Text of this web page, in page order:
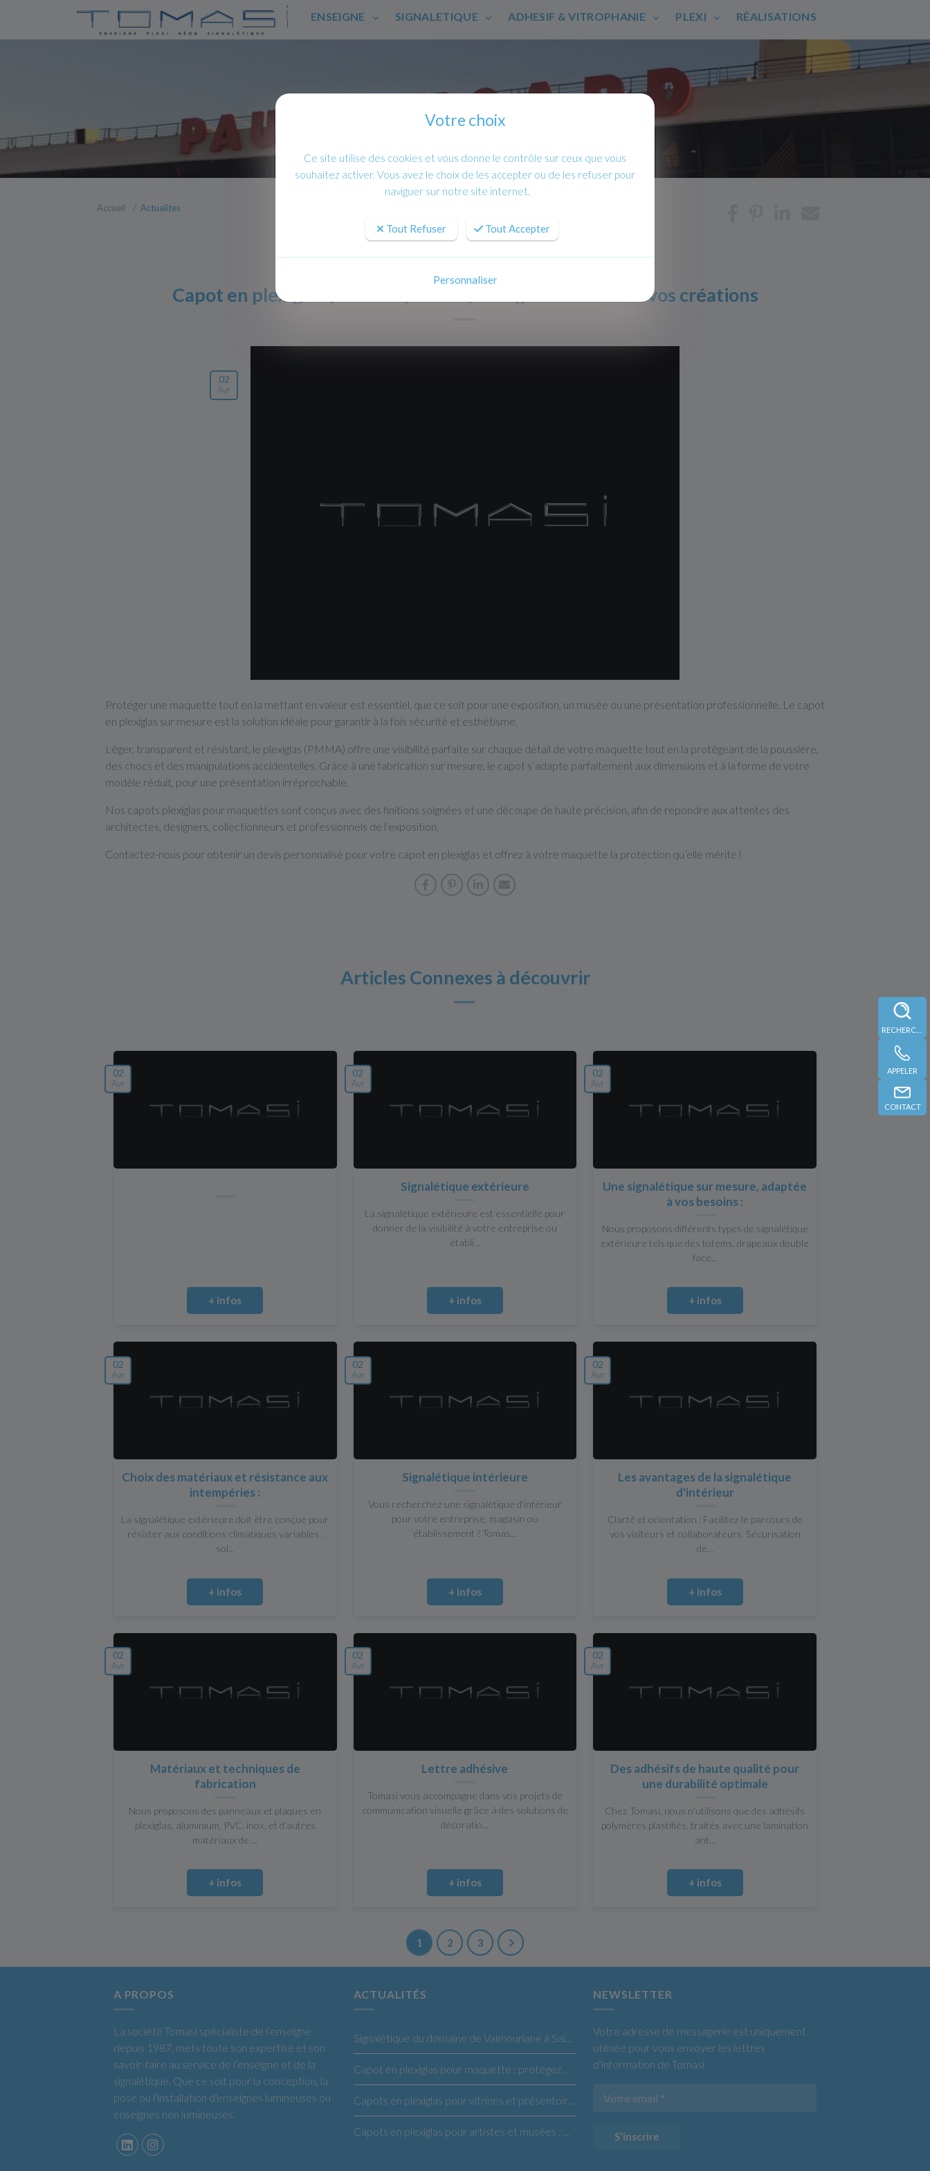
ENSEIGNE SIGNALETIQUE ADHESIF & VITROPHANIE PLEXI RÉALISATIONS
APPELER
CONTACT
Accueil Actualites
Capot en plexiglas pour maquette : protégez et sublimez vos créations
02
Avr
Protéger une maquette tout en la mettant en valeur est essentiel, que ce soit pour une exposition, un musée ou une présentation professionnelle. Le capot
en plexiglas sur mesure est la solution idéale pour garantir à la fois sécurité et esthétisme.
Léger, transparent et résistant, le plexiglas (PMMA) offre une visibilité parfaite sur chaque détail de votre maquette tout en la protégeant de la poussière,
des chocs et des manipulations accidentelles. Grâce à une fabrication sur mesure, le capot s’adapte parfaitement aux dimensions et à la forme de votre
modèle réduit, pour une présentation irréprochable.
Nos capots plexiglas pour maquettes sont conçus avec des finitions soignées et une découpe de haute précision, afin de répondre aux attentes des
architectes, designers, collectionneurs et professionnels de l’exposition.
Contactez-nous pour obtenir un devis personnalisé pour votre capot en plexiglas et offrez à votre maquette la protection qu’elle mérite !
Articles Connexes à découvrir
02
Avr
+ infos
02
Avr
Signalétique extérieure
La signalétique extérieure est essentielle pour
donner de la visibilité à votre entreprise ou
établi...
+ infos
02
Avr
Une signalétique sur mesure, adaptée
à vos besoins :
Nous proposons différents types de signalétique
extérieure tels que des totems, drapeaux double
face...
+ infos
02
Avr
Choix des matériaux et résistance aux
intempéries :
La signalétique extérieure doit être conçue pour
résister aux conditions climatiques variables :
sol...
+ infos
02
Avr
Signalétique intérieure
Vous recherchez une signalétique d'intérieur
pour votre entreprise, magasin ou
établissement ? Tomas...
+ infos
02
Avr
Les avantages de la signalétique
d'intérieur
Clarté et orientation : Facilitez le parcours de
vos visiteurs et collaborateurs. Sécurisation
de...
+ infos
02
Avr
Matériaux et techniques de
fabrication
Nous proposons des panneaux et plaques en
plexiglas, aluminium, PVC, inox, et d'autres
matériaux de ...
+ infos
02
Avr
Lettre adhésive
Tomasi vous accompagne dans vos projets de
communication visuelle grâce à des solutions de
décoratio...
+ infos
02
Avr
Des adhésifs de haute qualité pour
une durabilité optimale
Chez Tomasi, nous n'utilisons que des adhésifs
polymères plastifiés, traités avec une lamination
ant...
+ infos
1 2 3
A PROPOS
La société Tomasi spécialiste de l’enseigne
depuis 1987, mets toute son expertise et son
savoir-faire au service de l’enseigne et de la
signalétique. Que ce soit pour la conception, la
pose ou l'installation d'enseignes lumineuses ou
enseignes non lumineuses.
ACTUALITÉS
Signalétique du domaine de Valmouriane à Saint-Rémy de Provence
Capot en plexiglas pour maquette : protégez et sublimez vos créations
Capots en plexiglas pour vitrines et présentoirs : la solution idéale pour vos produits
Capots en plexiglas pour artistes et musées : protégez et exposez vos œuvres en toute confiance
NEWSLETTER
Votre adresse de messagerie est uniquement
utilisée pour vous envoyer les lettres
d'information de Tomasi
S'inscrire
Votre choix
Ce site utilise des cookies et vous donne le contrôle sur ceux que vous
souhaitez activer. Vous avez le choix de les accepter ou de les refuser pour
naviguer sur notre site internet.
Tout Refuser Tout Accepter
Personnaliser